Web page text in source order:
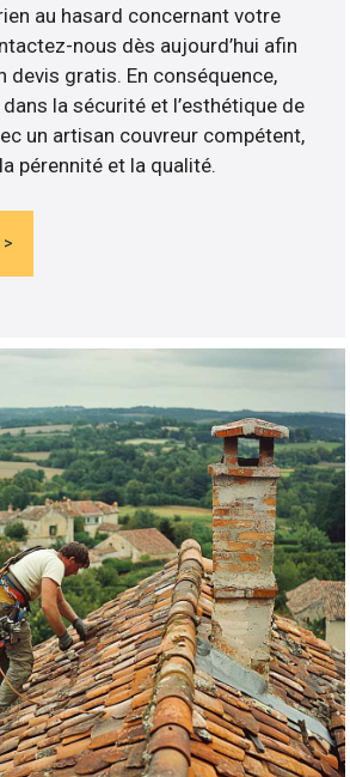
au hasard concernant votre
nous dès aujourd’hui afin
devis gratis. En conséquence,
la sécurité et l’esthétique de
un artisan couvreur compétent,
pérennité et la qualité.